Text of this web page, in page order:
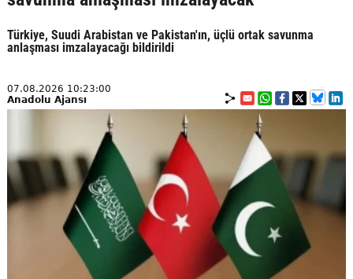
Türkiye, Suudi Arabistan ve Pakistan'ın, üçlü ortak savunma
anlaşması imzalayacağı bildirildi
07.08.2026 10:23:00
Anadolu Ajansı